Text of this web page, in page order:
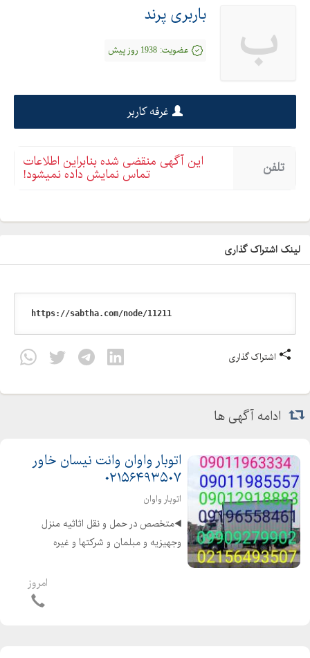
ب باربری پرند
عضویت: 1938 روز پیش
غرفه کاربر
تلفن این آگهی منقضی شده بنابراین اطلاعات
تماس نمایش داده نمیشود!
لینک اشتراک گذاری
اشتراک گذاری
ادامه آگهی ها
اتوبار واوان وانت نیسان خاور
۰۲۱۵۶۴۹۳۵۰۷
اتوبار واوان
◀️متخصص در حمل و نقل اثاثیه منزل
وجهیزیه و مبلمان و شرکتها و غیره
۰۹۰۱۱۹۸۵۵۵۷ ◀️با ماشینهای مسقف وامروز